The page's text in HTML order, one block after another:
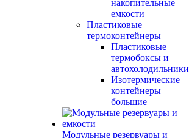
накопительные
емкости
Пластиковые
термоконтейнеры
Пластиковые
термобоксы и
автохолодильники
Изотермические
контейнеры
большие
Модульные резервуары и